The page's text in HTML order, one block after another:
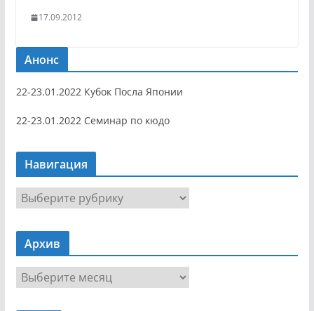
17.09.2012
Анонс
22-23.01.2022 Кубок Посла Японии
22-23.01.2022 Семинар по кюдо
Навигация
Н
а
в
г
Архив
р